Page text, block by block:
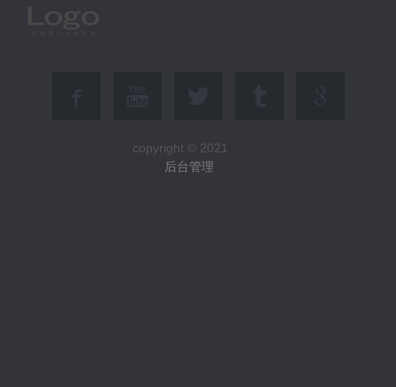
copyright © 2021
后台管理